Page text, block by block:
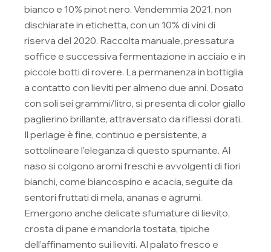
bianco e 10% pinot nero. Vendemmia 2021, non
dischiarate in etichetta, con un 10% di vini di
riserva del 2020. Raccolta manuale, pressatura
soffice e successiva fermentazione in acciaio e in
piccole botti di rovere. La permanenza in bottiglia
a contatto con lieviti per almeno due anni. Dosato
con soli sei grammi/litro, si presenta di color giallo
paglierino brillante, attraversato da riflessi dorati.
Il perlage è fine, continuo e persistente, a
sottolineare l’eleganza di questo spumante. Al
naso si colgono aromi freschi e avvolgenti di fiori
bianchi, come biancospino e acacia, seguite da
sentori fruttati di mela, ananas e agrumi.
Emergono anche delicate sfumature di lievito,
crosta di pane e mandorla tostata, tipiche
dell’affinamento sui lieviti. Al palato fresco e